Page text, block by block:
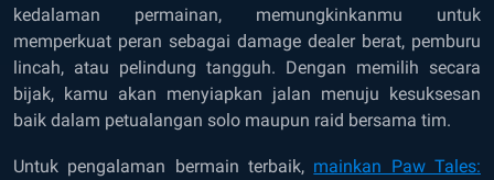
kedalaman permainan, memungkinkanmu untuk
memperkuat peran sebagai damage dealer berat, pemburu
lincah, atau pelindung tangguh. Dengan memilih secara
bijak, kamu akan menyiapkan jalan menuju kesuksesan
baik dalam petualangan solo maupun raid bersama tim.
Untuk pengalaman bermain terbaik, mainkan Paw Tales: